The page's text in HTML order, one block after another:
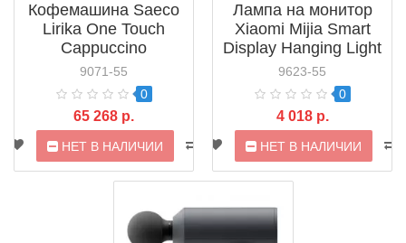
Кофемашина Saeco
Lirika One Touch
Cappuccino
RI9851/01
9071-55
0
65 268 р.
НЕТ В НАЛИЧИИ
Лампа на монитор
Xiaomi Mijia Smart
Display Hanging Light
1S BHR5259CN
(MJGJD02YL)
9623-55
0
4 018 р.
НЕТ В НАЛИЧИИ